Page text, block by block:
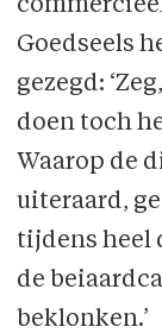
Goedseels
gezegd:
doen toch
Waarop de
uiteraard,
tijdens heel
de
beklonken.’